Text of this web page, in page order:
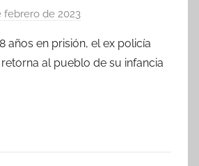
febrero de 2023
r
años en prisión, el ex policía
al pueblo de su infancia